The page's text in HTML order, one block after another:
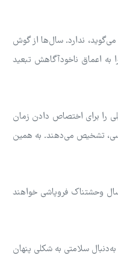
ندارد. سال‌ها از گوش
به اعماق ناخودآگاهش تبعید
را برای اختصاص دادن زمان
تشخیص می‌دهند. به همین
وحشتناک فروپاشی خواهند
سلامتی به شکلی پنهان